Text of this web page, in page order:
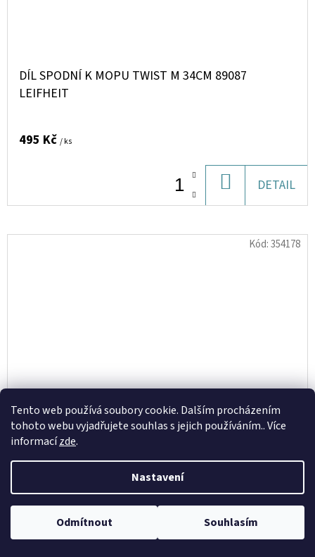
Tento web používá soubory cookie. Dalším procházením
tohoto webu vyjadřujete souhlas s jejich používáním.. Více
informacízde.
Nastavení
Odmítnout Souhlasím
DÍL SPODNÍ K MOPU TWIST M 34CM 89087
LEIFHEIT
495 Kč / ks
KOŠÍKU
DETAIL
TYČ ROTAČNÍ NÁHRADNÍ K MOPU CLEAN TWIST
NEW 89114 LEIFHEIT
627 Kč
Kód:354178